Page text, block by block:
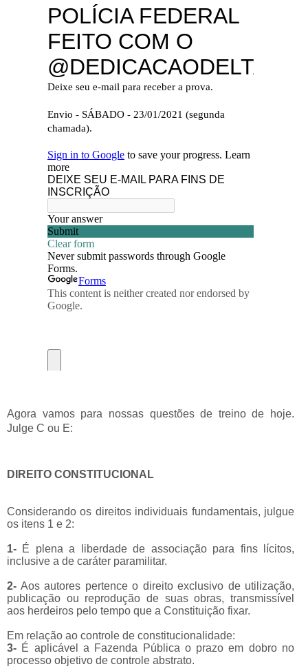
Agora vamos para nossas questões de treino de hoje.
Julge C ou E:
DIREITO CONSTITUCIONAL
Considerando os direitos individuais fundamentais, julgue
os itens 1 e 2:
1- É plena a liberdade de associação para fins lícitos,
inclusive a de caráter paramilitar.
2- Aos autores pertence o direito exclusivo de utilização,
publicação ou reprodução de suas obras, transmissível
aos herdeiros pelo tempo que a Constituição fixar.
Em relação ao controle de constitucionalidade:
3- É aplicável a Fazenda Pública o prazo em dobro no
processo objetivo de controle abstrato.